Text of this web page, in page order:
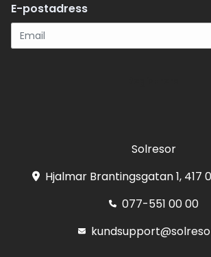
E-postadress
Solresor
Hjalmar Brantingsgatan 1, 417
077-551 00 00